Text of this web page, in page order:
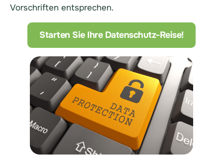
Vorschriften entsprechen.
Starten Sie Ihre Datenschutz-Reise!